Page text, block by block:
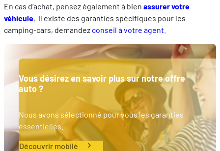
En cas d’achat, pensez également à bien assurer votre
véhicule, il existe des garanties spécifiques pour les
camping-cars, demandez conseil à votre agent
Vous désirez en savoir plus sur notre offre
auto ?
Nous avons sélectionné pour vous les garanties
essentielles.
Découvrir mobilé